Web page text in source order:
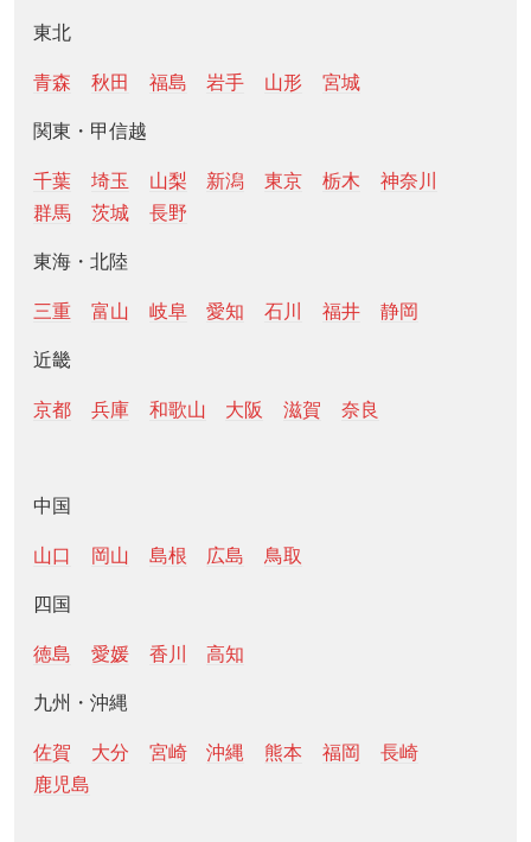
東北
青森 秋田 福島 岩手 山形 宮城
関東・甲信越
千葉 埼玉 山梨 新潟 東京 栃木
神奈川
群馬
茨城 長野
東海・北陸
三重 富山 岐阜 愛知 石川 福井 静岡
近畿
京都 兵庫 和歌山 大阪 滋賀 奈良
中国
山口 岡山 島根 広島 鳥取
四国
徳島 愛媛 香川 高知
九州・沖縄
佐賀 大分 宮崎 沖縄 熊本 福岡
長崎
鹿児島